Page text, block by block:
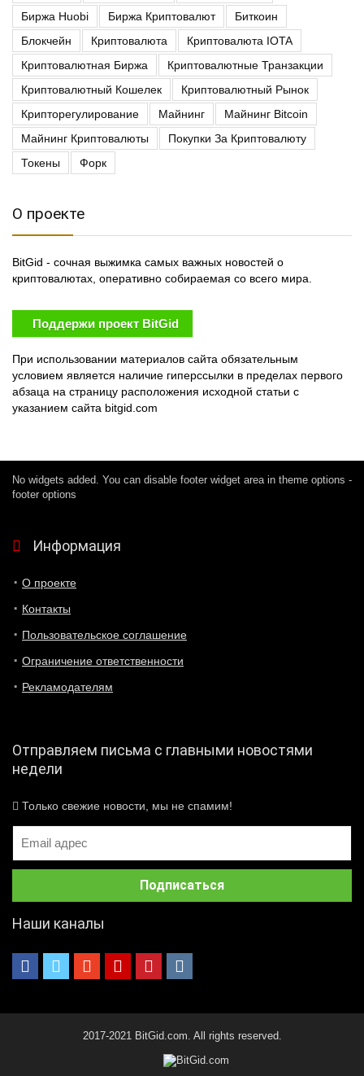
Биржа Huobi
Биржа Криптовалют
Биткоин
Блокчейн
Криптовалюта
Криптовалюта IOTA
Криптовалютная Биржа
Криптовалютные Транзакции
Криптовалютный Кошелек
Криптовалютный Рынок
Крипторегулирование
Майнинг
Майнинг Bitcoin
Майнинг Криптовалюты
Покупки За Криптовалюту
Токены
Форк
О проекте
BitGid - сочная выжимка самых важных новостей о
криптовалютах, оперативно собираемая со всего мира.
Поддержи проект BitGid
При использовании материалов сайта обязательным
условием является наличие гиперссылки в пределах первого
абзаца на страницу расположения исходной статьи с
указанием сайта bitgid.com
No widgets added. You can disable footer widget area in theme options -
footer options
Информация
О проекте
Контакты
Пользовательское соглашение
Ограничение ответственности
Рекламодателям
Отправляем письма с главными новостями
недели
Только свежие новости, мы не спамим!
Наши каналы
2017-2021 BitGid.com. All rights reserved.